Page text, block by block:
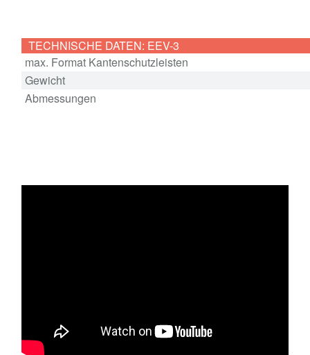
TECHNISCHE DATEN: EEV-3
max. Format Kantenschutzleisten
Gewicht
Abmessungen